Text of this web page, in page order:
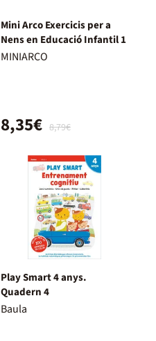
Mini Arco Exercicis per a
Nens en Educació Infantil 1
MINIARCO
8,79€
8,35€
Play Smart 4 anys.
Quadern 4
Baula